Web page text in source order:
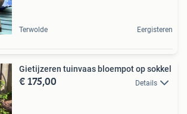
Terwolde Eergisteren
Gietijzeren tuinvaas bloempot op sokkel
€ 175,00 Details